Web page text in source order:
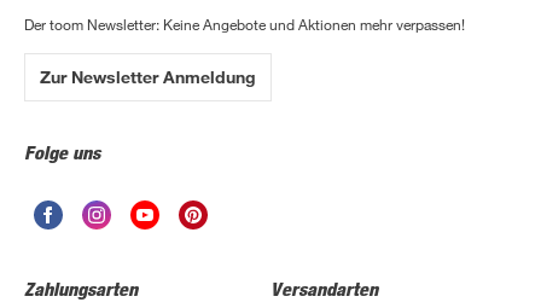
Der toom Newsletter: Keine Angebote und Aktionen mehr verpassen!
Zur Newsletter Anmeldung
Folge uns
Zahlungsarten Versandarten